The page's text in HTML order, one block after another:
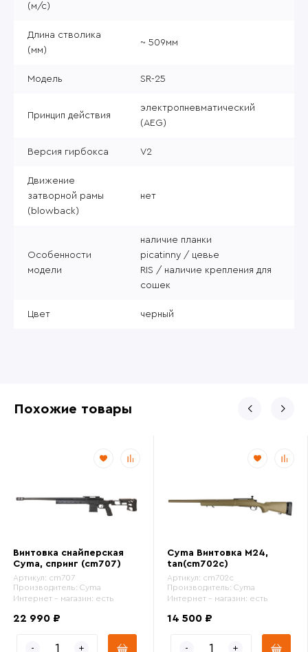
(м/с)
Длина стволика
(мм)
~ 509мм
Модель SR-25
Принцип действия
электропневматический
(AEG)
Версия гирбокса V2
Движение
затворной рамы
(blowback)
нет
Особенности
модели
наличие планки
picatinny / цевье
RIS / наличие крепления для
сошек
Цвет черный
Похожие товары
Винтовка снайперская
Cyma, спринг (cm707)
Артикул: cm707
Производитель: Cyma
Интернет - магазин: есть
22 990 ₽
Cyma Винтовка M24,
tan(cm702c)
Артикул: cm702c
Производитель: Cyma
Интернет - магазин: есть
14 500 ₽